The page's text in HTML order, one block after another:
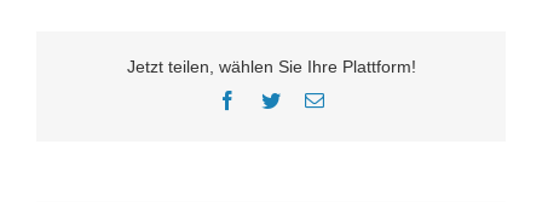
Jetzt teilen, wählen Sie Ihre Plattform!
Facebook
TwitterE-